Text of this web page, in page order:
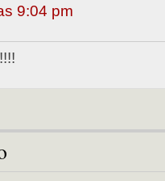
9:04 pm